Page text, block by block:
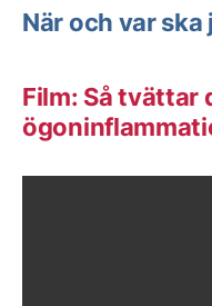
När och var ska
Film: Så tvättar